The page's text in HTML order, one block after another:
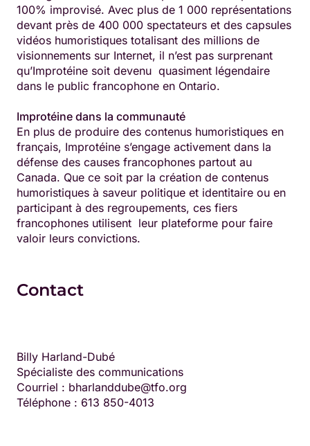
100% improvisé. Avec plus de 1 000 représentations
devant près de 400 000 spectateurs et des capsules
vidéos humoristiques totalisant des millions de
visionnements sur Internet, il n’est pas surprenant
qu’Improtéine soit devenu quasiment légendaire
dans le public francophone en Ontario.
Improtéine dans la communauté
En plus de produire des contenus humoristiques en
français, Improtéine s’engage activement dans la
défense des causes francophones partout au
Canada. Que ce soit par la création de contenus
humoristiques à saveur politique et identitaire ou en
participant à des regroupements, ces fiers
francophones utilisent leur plateforme pour faire
valoir leurs convictions.
Contact
Billy Harland-Dubé
Spécialiste des communications
Courriel : bharlanddube@tfo.org
Téléphone : 613 850-4013